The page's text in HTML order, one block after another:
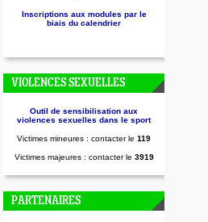
Inscriptions aux modules par le
biais du calendrier
VIOLENCES SEXUELLES
Outil de sensibilisation aux
violences sexuelles dans le sport
Victimes mineures : contacter le 119
Victimes majeures : contacter le 3919
PARTENAIRES